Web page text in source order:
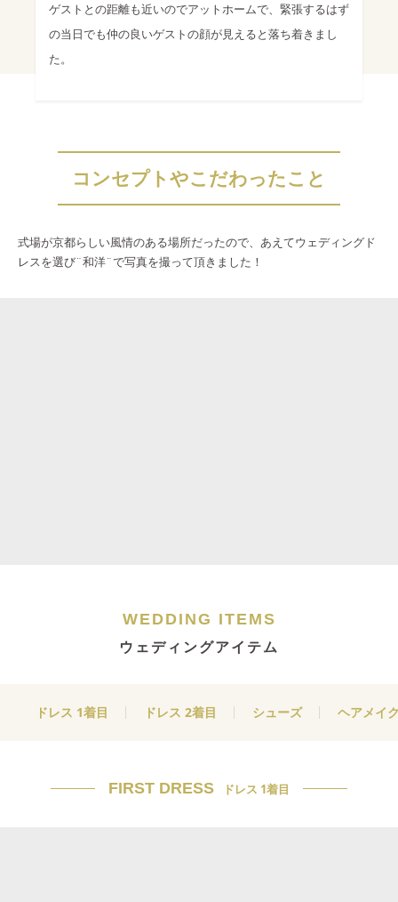
ゲストとの距離も近いのでアットホームで、緊張するはず
の当日でも仲の良いゲストの顔が見えると落ち着きまし
た。
コンセプトやこだわったこと
式場が京都らしい風情のある場所だったので、あえてウェディングド
レスを選び¨和洋¨で写真を撮って頂きました！
WEDDING ITEMS
ウェディングアイテム
ドレス 1着目 ドレス 2着目 シューズ ヘアメイ
FIRST DRESS ドレス 1着目